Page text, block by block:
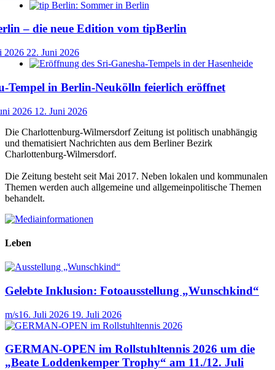
– die neue Edition vom tipBerlin
2026 22. Juni 2026
Tempel in Berlin-Neukölln feierlich eröffnet
2026 12. Juni 2026
Die Charlottenburg-Wilmersdorf Zeitung ist politisch unabhängig
und thematisiert Nachrichten aus dem Berliner Bezirk
Charlottenburg-Wilmersdorf.
Die Zeitung besteht seit Mai 2017. Neben lokalen und kommunalen
Themen werden auch allgemeine und allgemeinpolitische Themen
behandelt.
Leben
Gelebte Inklusion: Fotoausstellung „Wunschkind“
m/s16. Juli 2026 19. Juli 2026
GERMAN-OPEN im Rollstuhltennis 2026 um die
„Beate Loddenkemper Trophy“ am 11./12. Juli